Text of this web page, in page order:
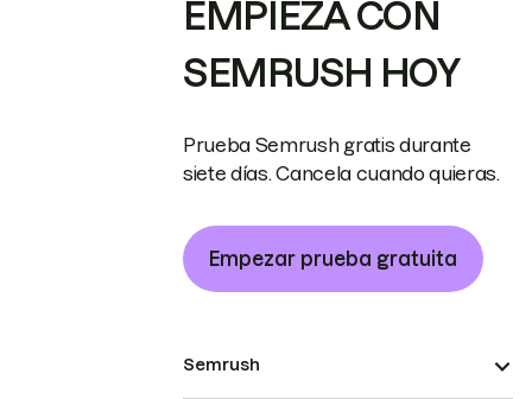
EMPIEZA CON
SEMRUSH HOY
Prueba Semrush gratis durante
siete días. Cancela cuando quieras.
Empezar prueba gratuita
Semrush